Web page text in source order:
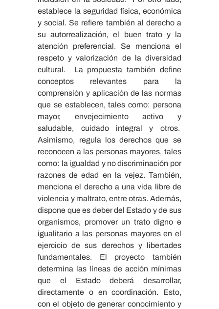
establece la seguridad física, económica
y social. Se refiere también al derecho a
su autorrealización, el buen trato y la
atención preferencial. Se menciona el
respeto y valorización de la diversidad
cultural. La propuesta también define
conceptos relevantes para la
comprensión y aplicación de las normas
que se establecen, tales como: persona
mayor, envejecimiento activo y
saludable, cuidado integral y otros.
Asimismo, regula los derechos que se
reconocen a las personas mayores, tales
como: la igualdad y no discriminación por
razones de edad en la vejez. También,
menciona el derecho a una vida libre de
violencia y maltrato, entre otras. Además,
dispone que es deber del Estado y de sus
organismos, promover un trato digno e
igualitario a las personas mayores en el
ejercicio de sus derechos y libertades
fundamentales. El proyecto también
determina las líneas de acción mínimas
que el Estado deberá desarrollar,
directamente o en coordinación. Esto,
con el objeto de generar conocimiento y